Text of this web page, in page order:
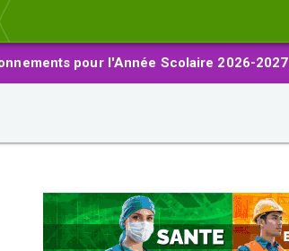
pour l'Année Scolaire 2026-2027